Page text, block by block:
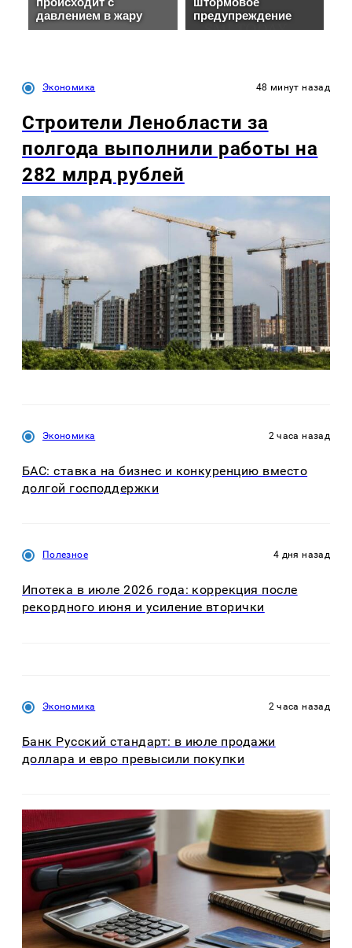
Экономика 48 минут назад
Строители Ленобласти за
полгода выполнили работы на
282 млрд рублей
Экономика 2 часа назад
БАС: ставка на бизнес и конкуренцию вместо
долгой господдержки
Полезное 4 дня назад
Ипотека в июле 2026 года: коррекция после
рекордного июня и усиление вторички
Экономика 2 часа назад
Банк Русский стандарт: в июле продажи
доллара и евро превысили покупки